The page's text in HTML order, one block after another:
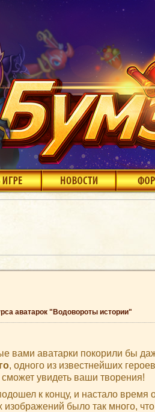
аватарок "Водовороты истории"
вами аватарки покорили бы
, одного из известнейших
сможет увидеть ваши творения!
к концу, и настало время
изображений было так много,